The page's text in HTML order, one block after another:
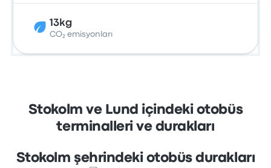
13kg
CO₂ emisyonları
Stokolm ve Lund içindeki otobüs
terminalleri ve durakları
Stokolm şehrindeki otobüs durakları